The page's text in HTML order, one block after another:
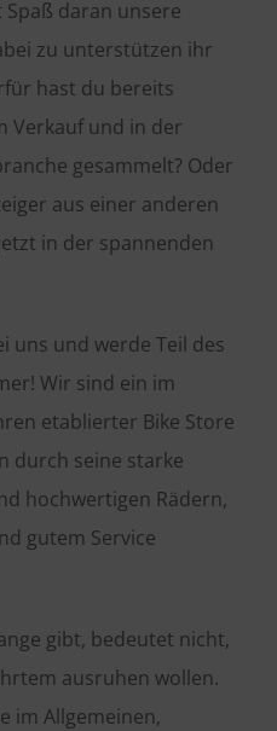
Spaß daran unsere
zu unterstützen ihr
hast du bereits
Verkauf und in der
gesammelt? Oder
aus einer anderen
in der spannenden
uns und werde Teil des
Wir sind ein im
etablierter Bike Store
durch seine starke
hochwertigen Rädern,
gutem Service
gibt, bedeutet nicht,
ausruhen wollen.
im Allgemeinen,